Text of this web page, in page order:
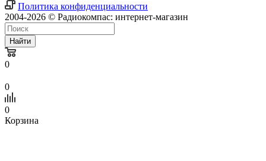
Политика конфиденциальности
2004-2026 © Радиокомпас: интернет-магазин
Найти
0
0
0
Корзина